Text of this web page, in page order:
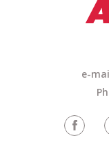
e-